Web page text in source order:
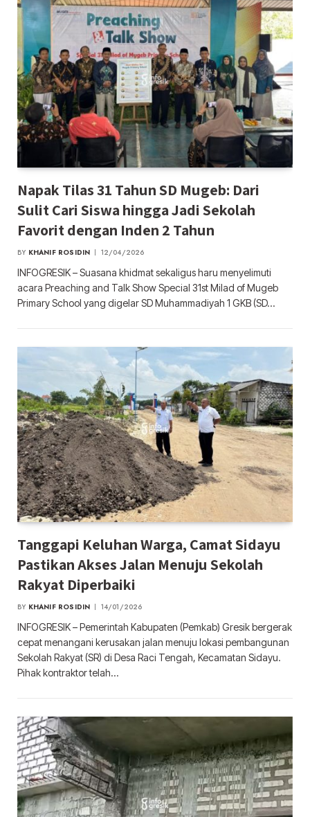
Napak Tilas 31 Tahun SD Mugeb: Dari
Sulit Cari Siswa hingga Jadi Sekolah
Favorit dengan Inden 2 Tahun
BY KHANIF ROSIDIN 12/04/2026
INFOGRESIK – Suasana khidmat sekaligus haru menyelimuti
acara Preaching and Talk Show Special 31st Milad of Mugeb
Primary School yang digelar SD Muhammadiyah 1 GKB (SD…
Tanggapi Keluhan Warga, Camat Sidayu
Pastikan Akses Jalan Menuju Sekolah
Rakyat Diperbaiki
BY KHANIF ROSIDIN 14/01/2026
INFOGRESIK – Pemerintah Kabupaten (Pemkab) Gresik bergerak
cepat menangani kerusakan jalan menuju lokasi pembangunan
Sekolah Rakyat (SR) di Desa Raci Tengah, Kecamatan Sidayu.
Pihak kontraktor telah…